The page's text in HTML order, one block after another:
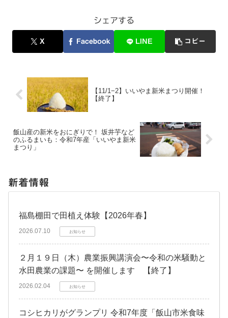
シェアする
X Facebook LINE コピー
【11/1−2】いいやま新米まつり開催！
【終了】
飯山産の新米をおにぎりで！ 坂井芋など
のふるまいも：令和7年産「いいやま新米
まつり」
新着情報
福島棚田で田植え体験【2026年春】
2026.07.10 お知らせ
２月１９日（木）農業振興講演会〜令和の米騒動と
水田農業の課題〜 を開催します 【終了】
2026.02.04 お知らせ
コシヒカリがグランプリ 令和7年度「飯山市米食味